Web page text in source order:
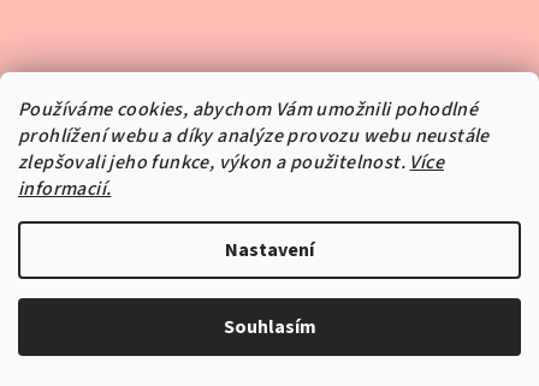
Používáme cookies, abychom Vám umožnili pohodlné
prohlížení webu a díky analýze provozu webu neustále
zlepšovali jeho funkce, výkon a použitelnost. Více
informacií.
Nastavení
Souhlasím
Sledovat na Instagramu